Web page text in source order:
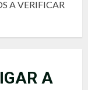
A VERIFICAR
A